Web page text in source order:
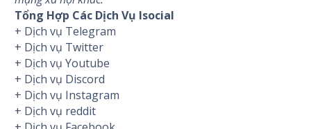
Tổng Hợp Các Dịch Vụ Isocial
+ Dịch vụ Telegram
+ Dịch vụ Twitter
+ Dịch vụ Youtube
+ Dịch vụ Discord
+ Dịch vụ Instagram
+ Dịch vụ reddit